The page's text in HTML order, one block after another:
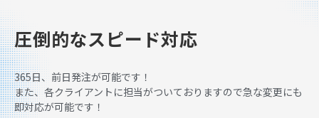
圧倒的なスピード対応
365日、前日発注が可能です！
また、各クライアントに担当がついておりますので急な変更にも
即対応が可能です！